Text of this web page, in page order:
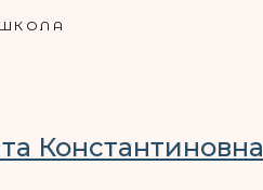
Константиновна